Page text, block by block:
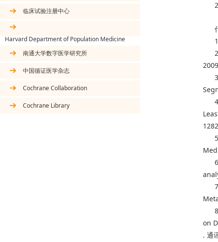
临床试验注册中心
Harvard Department of Population Medicine
南通大学数字医学研究所
中国循证医学杂志
Cochrane Collaboration
Cochrane Library
on
. 通